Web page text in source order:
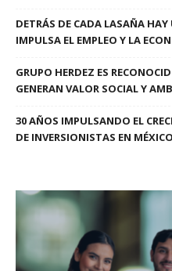
DETRÁS DE CADA LASAÑA
IMPULSA EL EMPLEO Y LA
GRUPO HERDEZ ES
GENERAN VALOR SOCIAL Y
30 AÑOS IMPULSANDO EL
DE INVERSIONISTAS EN MÉXICO